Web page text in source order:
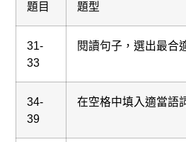
題目 題型
31-
33
閱讀句子，選出最合
34-
39
在空格中填入適當語